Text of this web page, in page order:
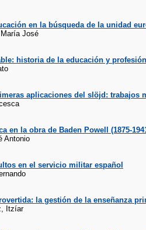
en la búsqueda de la unidad
José
historia de la educación y profesión
aplicaciones del slöjd: trabajos
en la obra de Baden Powell (1875-
Antonio
en el servicio militar español
la gestión de la enseñanza
Itzíar